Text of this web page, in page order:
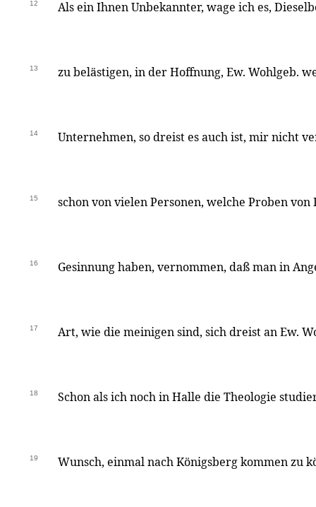
12 Als ein Ihnen Unbekannter, wage ich es,
13 zu belästigen, in der Hoffnung, Ew. Wohlgeb.
14 Unternehmen, so dreist es auch ist, mir nicht
15 schon von vielen Personen, welche Proben
16 Gesinnung haben, vernommen, daß man in
17 Art, wie die meinigen sind, sich dreist an Ew.
18 Schon als ich noch in Halle die Theologie
19 Wunsch, einmal nach Königsberg kommen zu